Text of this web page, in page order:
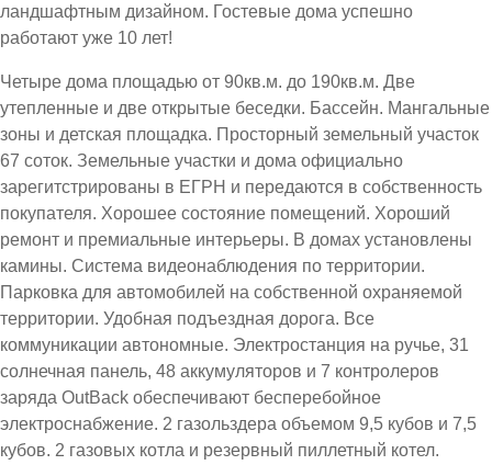
ландшафтным дизайном. Гостевые дома успешно
работают уже 10 лет!
Четыре дома площадью от 90кв.м. до 190кв.м. Две
утепленные и две открытые беседки. Бассейн. Мангальные
зоны и детская площадка. Просторный земельный участок
67 соток. Земельные участки и дома официально
зарегитстрированы в ЕГРН и передаются в собственность
покупателя. Хорошее состояние помещений. Хороший
ремонт и премиальные интерьеры. В домах установлены
камины. Система видеонаблюдения по территории.
Парковка для автомобилей на собственной охраняемой
территории. Удобная подъездная дорога. Все
коммуникации автономные. Электростанция на ручье, 31
солнечная панель, 48 аккумуляторов и 7 контролеров
заряда OutBack обеспечивают бесперебойное
электроснабжение. 2 газольздера объемом 9,5 кубов и 7,5
кубов. 2 газовых котла и резервный пиллетный котел.